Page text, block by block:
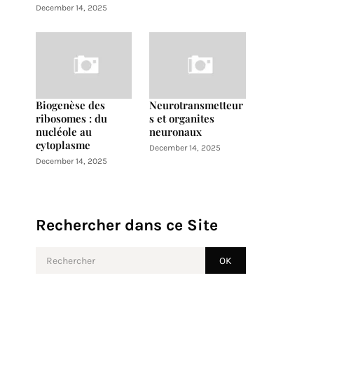
December 14, 2025
Biogenèse des
ribosomes : du
nucléole au
cytoplasme
December 14, 2025
Neurotransmetteur
s et organites
neuronaux
December 14, 2025
Rechercher dans ce Site